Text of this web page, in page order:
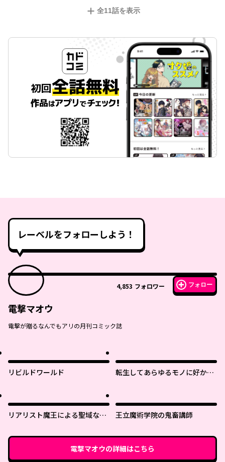
全11話を表示
レーベルをフォローしよう！
4,853 フォロワー フォロー
電撃マオウ
電撃が贈るなんでもアリの月刊コミック誌
リビルドワールド
転生してあらゆるモノに好かれ
リアリスト魔王による聖域なき
王立魔術学院の鬼畜講師
電撃マオウの詳細はこちら